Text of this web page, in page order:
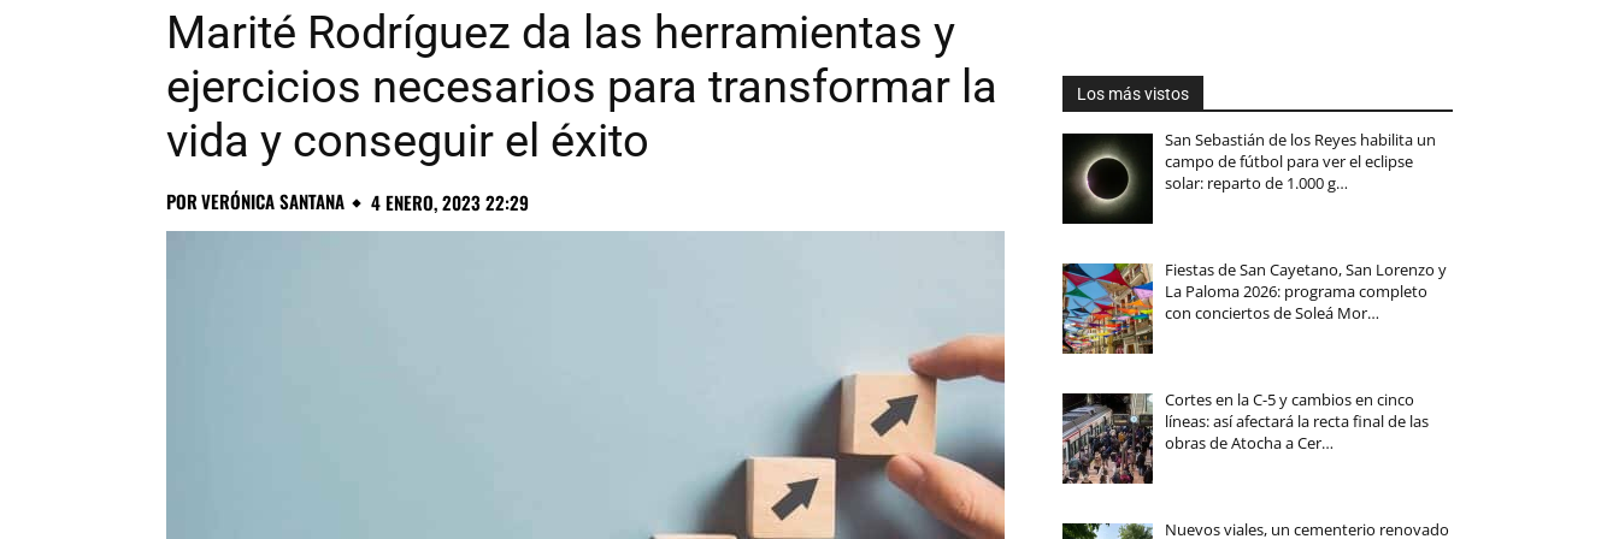
Marité Rodríguez da las herramientas y
ejercicios necesarios para transformar la
vida y conseguir el éxito
PORVERÓNICA SANTANA 4 ENERO, 2023 22:29
Los más vistos
San Sebastián de los Reyes habilita un
campo de fútbol para ver el eclipse
solar: reparto de 1.000 g…
Fiestas de San Cayetano, San Lorenzo y
La Paloma 2026: programa completo
con conciertos de Soleá Mor…
Cortes en la C-5 y cambios en cinco
líneas: así afectará la recta final de las
obras de Atocha a Cer…
Nuevos viales, un cementerio renovado